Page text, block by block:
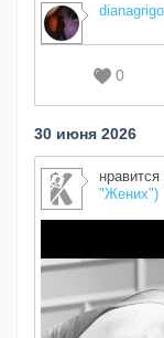
0
30 июня 2026
"Жених")